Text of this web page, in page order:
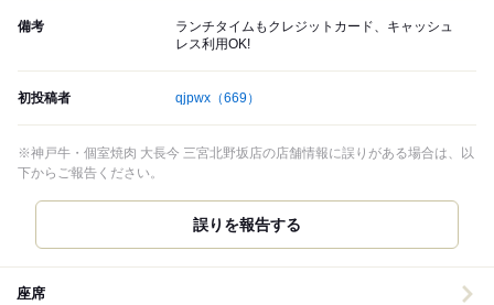
備考
ランチタイムもクレジットカード、キャッシュ
レス利用OK!
初投稿者 qjpwx （669）
※神戸牛・個室焼肉 大長今 三宮北野坂店の店舗情報に誤りがある場合は、以
下からご報告ください。
誤りを報告する
座席